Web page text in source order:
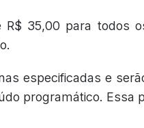
35,00 para todos
especificadas e
programático. Essa